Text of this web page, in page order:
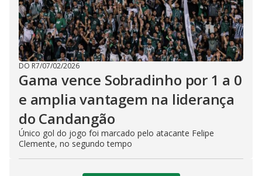
DO R7/07/02/2026
Gama vence Sobradinho por 1 a 0
e amplia vantagem na liderança
do Candangão
Único gol do jogo foi marcado pelo atacante Felipe
Clemente, no segundo tempo